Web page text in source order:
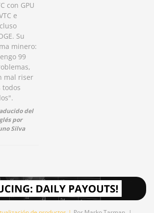
con GPU
e
Su
minero:
99
mal riser
todos
del
por
Silva